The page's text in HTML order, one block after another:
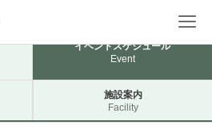
イベントスケジュール
Event
施設案内
Facility